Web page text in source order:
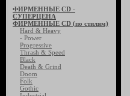
ФИРМЕННЫЕ CD -
СУПЕРЦЕНА
ФИРМЕННЫЕ CD (по стилям)
Hard & Heavy
- Power
Progressive
Thrash & Speed
Black
Death & Grind
Doom
Folk
Gothic